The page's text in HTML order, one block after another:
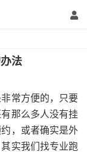
法
常方便的，只要
那么多人没有挂
，或者确实是外
实我们找专业跑